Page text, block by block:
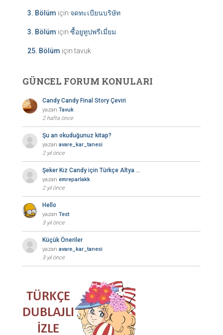
3. Bölüm için จดทะเบียนบริษัท
3. Bölüm için ซื้อยูทูปพรีเมี่ยม
25. Bölüm içintavuk
GÜNCEL FORUM KONULARI
Candy Candy Final Story Çeviri
yazan Tavuk
2 hafta önce
Şu an okuduğunuz kitap?
yazan avare_kar_tanesi
2 yıl önce
Şeker Kız Candy için Türkçe Altya …
yazan emreparlakk
2 yıl önce
Hello
yazan Test
3 yıl önce
Küçük Öneriler
yazan avare_kar_tanesi
3 yıl önce